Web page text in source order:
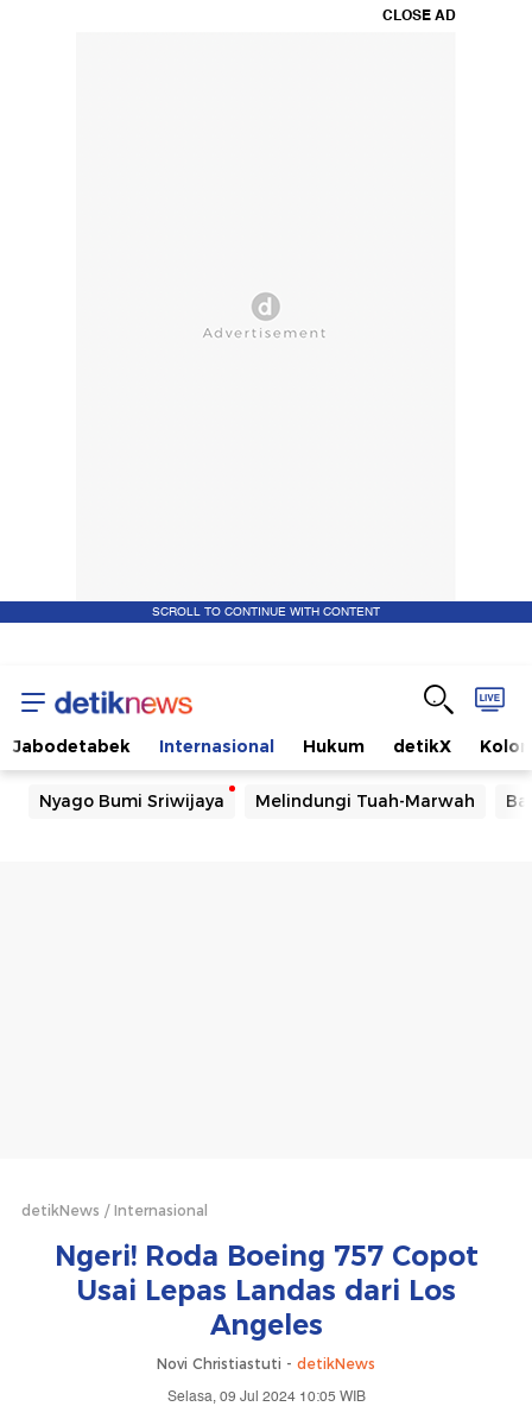
CLOSE AD
SCROLL TO CONTINUE WITH CONTENT
Jabodetabek Internasional Hukum detikX
Nyago Bumi Sriwijaya Melindungi Tuah-Marwah
detikNews Internasional
Ngeri! Roda Boeing 757 Copot
Usai Lepas Landas dari Los
Angeles
Novi Christiastuti - detikNews
Selasa, 09 Jul 2024 10:05 WIB